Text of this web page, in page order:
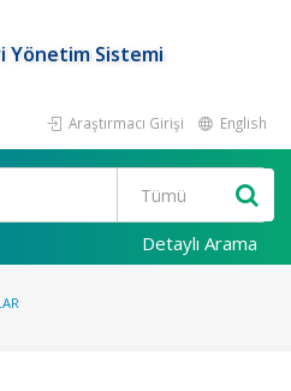
Yönetim Sistemi
Araştırmacı Girişi English
Detaylı Arama